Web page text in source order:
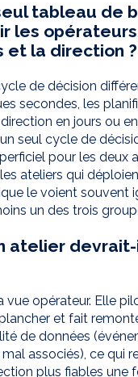
tableau de
les
et la direction ?
de décision
secondes, les
en jours ou
seul cycle de
pour les deux
ateliers qui
le voient souvent
un des trois
atelier
vue opérateur. Elle
et fait
de données
associés), ce qui
plus fiables une